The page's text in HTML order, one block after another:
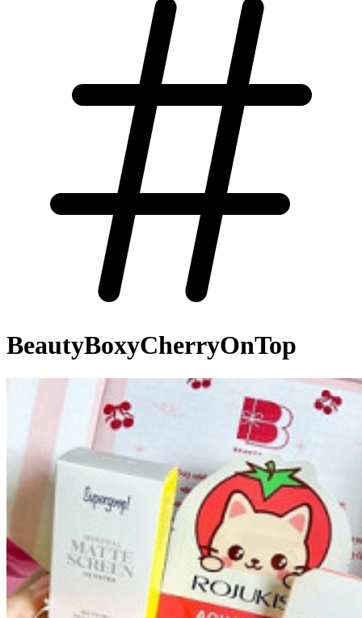
BeautyBoxyCherryOnTop